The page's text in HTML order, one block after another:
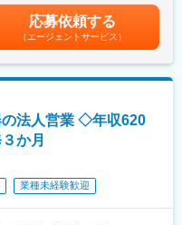
され、年収に反映されます。
報奨金や四半期一時金などの
がいや努力がきちんと報われ
者として活躍をサポートしま
るために様々な研修をご用意
ございます。金額の大きいも
す。担当病院はエリア制とな
開業医・クリニック担当のチ
イル含め教えます）がありま
ます。予算は設定されず、既
書作成など）を通じて顧客と
強会定期的に実施され、製品理
能性がございます。・給与 月
半期毎）・昇給：年1回(4月)
までも目安の金額であり、選
す。月給(月額)は固定手当を含
応募依頼する
（エージェントサービス）
の法人営業 ◇年収620
か月
業種未経験歓迎